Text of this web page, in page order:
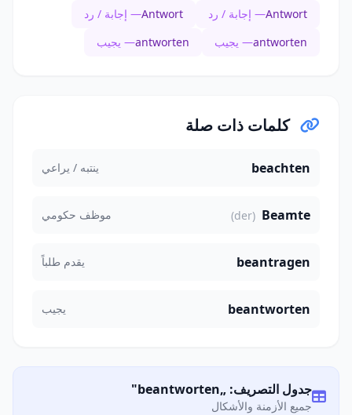
Antwort— إجابة / رد Antwort— إجابة / رد
antworten— يجيب antworten— يجيب
كلمات ذات صلة
beachten ينتبه / يراعي
Beamte
(der) موظف حكومي
beantragen يقدم طلباً
beantworten يجيب
جدول التصريف: „beantworten"
جميع الأزمنة والأشكال